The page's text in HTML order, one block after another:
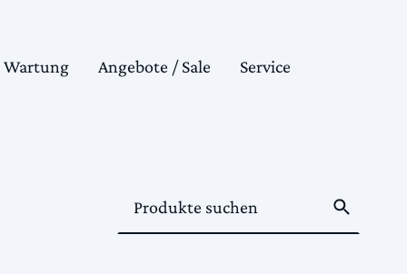
Wartung Angebote / Sale Service